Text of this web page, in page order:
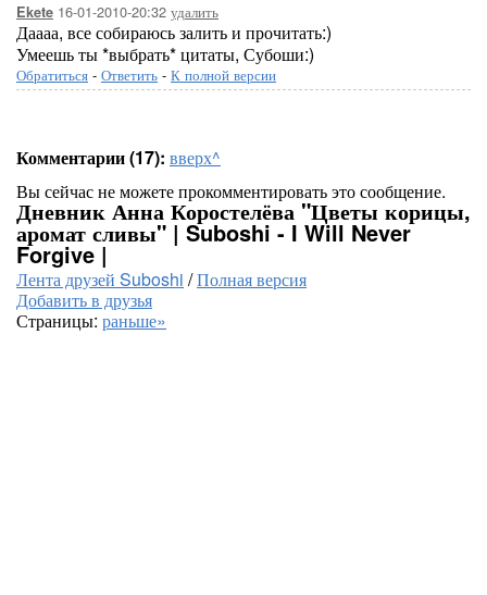
Ekete 16-01-2010-20:32 удалить
Даааа, все собираюсь залить и прочитать:)
Умеешь ты *выбрать* цитаты, Субоши:)
Обратиться - Ответить - К полной версии
Комментарии (17): вверх^
Вы сейчас не можете прокомментировать это сообщение.
Дневник Анна Коростелёва "Цветы корицы,
аромат сливы" | Suboshi - I Will Never
Forgive |
Лента друзей Suboshi /Полная версия
Добавить в друзья
Страницы: раньше»